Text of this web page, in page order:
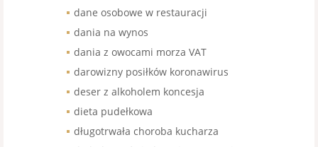
dane osobowe w restauracji
dania na wynos
dania z owocami morza VAT
darowizny posiłków koronawirus
deser z alkoholem koncesja
dieta pudełkowa
długotrwała choroba kucharza